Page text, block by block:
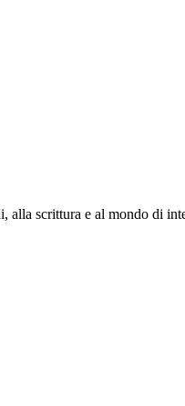
alla scrittura e al mondo di